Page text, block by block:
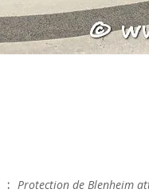
: Protection de Blenheim